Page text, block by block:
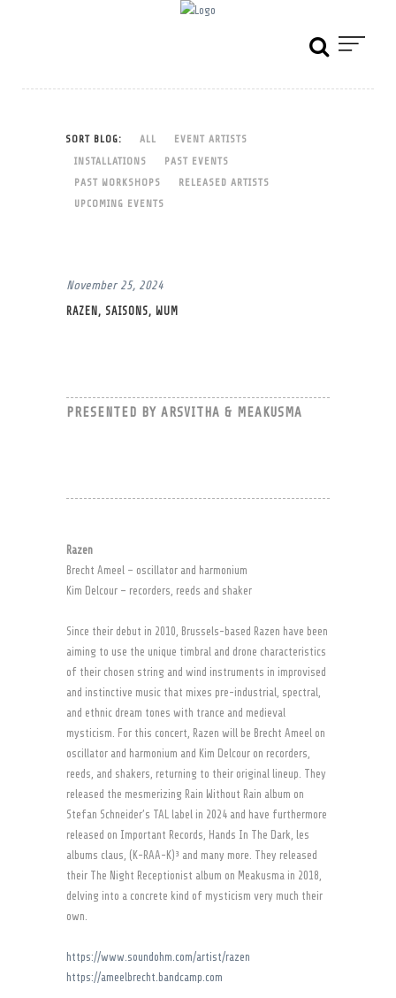
SORT BLOG: ALL
EVENT ARTISTS
INSTALLATIONS
PAST EVENTS
PAST WORKSHOPS
RELEASED ARTISTS
UPCOMING EVENTS
November 25, 2024
RAZEN, SAISONS, WUM
PRESENTED BY ARSVITHA & MEAKUSMA
Razen
Brecht Ameel – oscillator and harmonium
Kim Delcour – recorders, reeds and shaker
Since their debut in 2010, Brussels-based Razen have been
aiming to use the unique timbral and drone characteristics
of their chosen string and wind instruments in improvised
and instinctive music that mixes pre-industrial, spectral,
and ethnic dream tones with trance and medieval
mysticism. For this concert, Razen will be Brecht Ameel on
oscillator and harmonium and Kim Delcour on recorders,
reeds, and shakers, returning to their original lineup. They
released the mesmerizing Rain Without Rain album on
Stefan Schneider’s TAL label in 2024 and have furthermore
released on Important Records, Hands In The Dark, les
albums claus, (K-RAA-K)³ and many more. They released
their The Night Receptionist album on Meakusma in 2018,
delving into a concrete kind of mysticism very much their
own.
https://www.soundohm.com/artist/razen
https://ameelbrecht.bandcamp.com